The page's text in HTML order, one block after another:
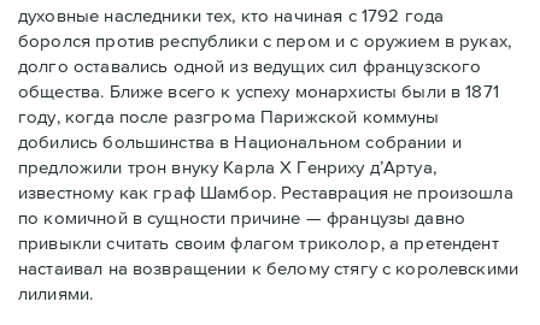
духовные наследники тех, кто начиная с 1792 года
боролся против республики с пером и с оружием в руках,
долго оставались одной из ведущих сил французского
общества. Ближе всего к успеху монархисты были в 1871
году, когда после разгрома Парижской коммуны
добились большинства в Национальном собрании и
предложили трон внуку Карла Х Генриху д’Артуа,
известному как граф Шамбор. Реставрация не произошла
по комичной в сущности причине — французы давно
привыкли считать своим флагoм триколор, а претендент
настаивал на возвращении к белому стягу с королевскими
лилиями.